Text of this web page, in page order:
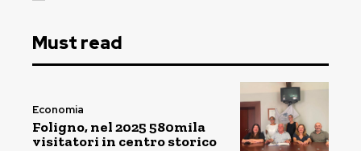
Must read
Economia
Foligno, nel 2025 580mila
visitatori in centro storico